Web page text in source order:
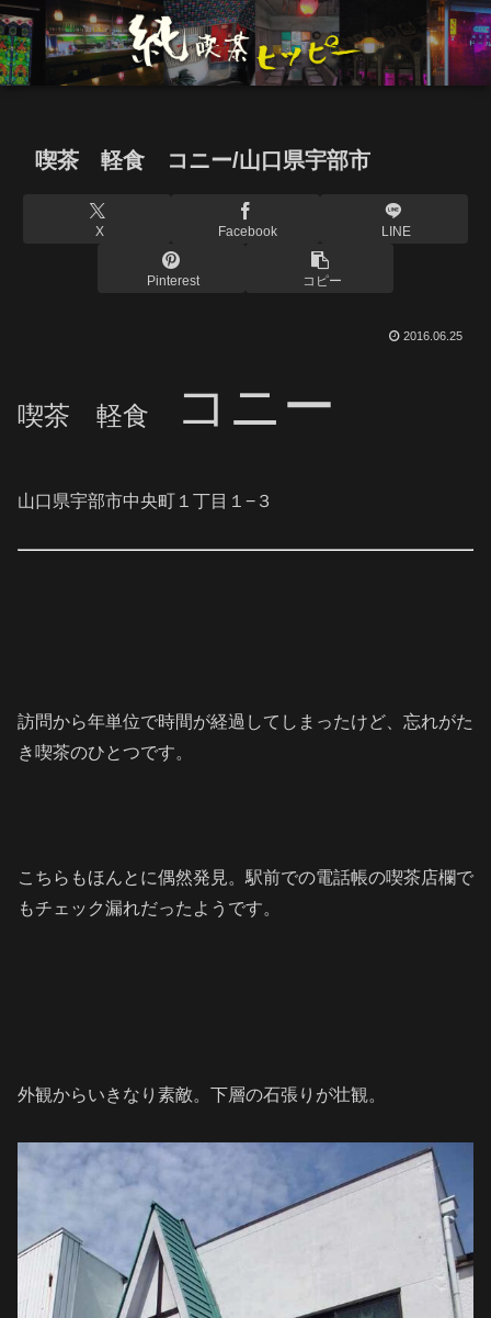
喫茶 軽食 コニー/山口県宇部市
X Facebook LINE
Pinterest コピー
2016.06.25
喫茶 軽食 コニー
山口県宇部市中央町１丁目１−３
訪問から年単位で時間が経過してしまったけど、忘れがた
き喫茶のひとつです。
こちらもほんとに偶然発見。駅前での電話帳の喫茶店欄で
もチェック漏れだったようです。
外観からいきなり素敵。下層の石張りが壮観。